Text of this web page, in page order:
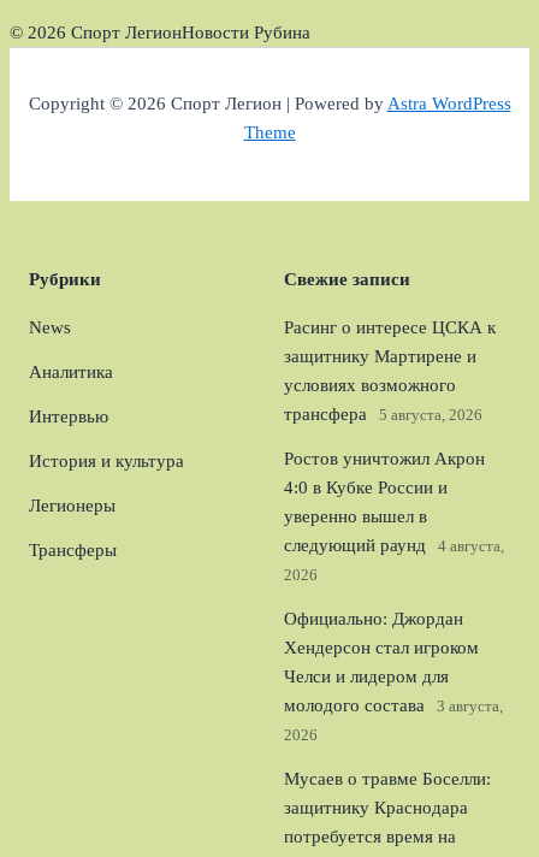
© 2026 Спорт ЛегионНовости Рубина
Copyright © 2026 Спорт Легион | Powered byAstra WordPress
Theme
Рубрики
News
Аналитика
Интервью
История и культура
Легионеры
Трансферы
Свежие записи
Расинг о интересе ЦСКА к
защитнику Мартирене и
условиях возможного
трансфера
5 августа, 2026
Ростов уничтожил Акрон
4:0 в Кубке России и
уверенно вышел в
следующий раунд
4 августа,
2026
Официально: Джордан
Хендерсон стал игроком
Челси и лидером для
молодого состава
3 августа,
2026
Мусаев о травме Боселли:
защитнику Краснодара
потребуется время на